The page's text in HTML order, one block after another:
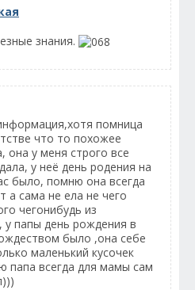
знания.
помница
что то похожее
она у меня строго все
у неё день родения на
было, помню она всегда
а сама не ела не чего
чегонибудь из
у папы день рождения в
было ,она себе
маленький кусочек
папа всегда для мамы сам